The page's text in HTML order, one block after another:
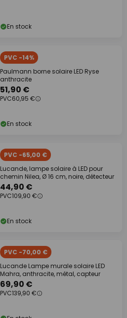
En stock
PVC -14%
Paulmann borne solaire LED Ryse
anthracite
51,90 €
PVC60,95 €
En stock
PVC -65,00 €
Lucande, lampe solaire à LED pour
chemin Nilea, Ø 16 cm, noire, détecteur
44,90 €
PVC109,90 €
En stock
PVC -70,00 €
Lucande Lampe murale solaire LED
Mahra, anthracite, métal, capteur
69,90 €
PVC139,90 €